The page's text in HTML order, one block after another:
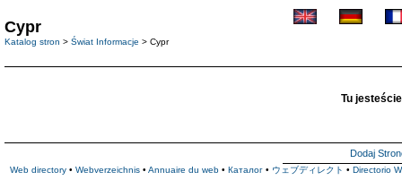
Cypr
Katalog stron > Świat Informacje > Cypr
Tu
Dodaj
Web directory • Webverzeichnis • Annuaire du web • Каталог • ウェブディレクト • Directorio